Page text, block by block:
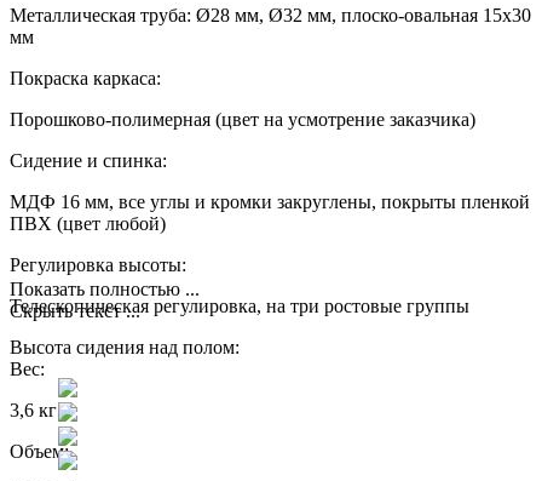
Металлическая труба: Ø28 мм, Ø32 мм, плоско-овальная 15х30
мм
Покраска каркаса:
Порошково-полимерная (цвет на усмотрение заказчика)
Сидение и спинка:
МДФ 16 мм, все углы и кромки закруглены, покрыты пленкой
ПВХ (цвет любой)
Регулировка высоты:
Телескопическая регулировка, на три ростовые группы
Высота сидения над полом:
Вес:
3,6 кг
Объем:
Показать полностью ...
Скрыть текст ...